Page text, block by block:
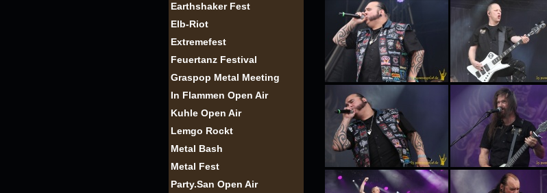
Earthshaker Fest
Elb-Riot
Extremefest
Feuertanz Festival
Graspop Metal Meeting
In Flammen Open Air
Kuhle Open Air
Lemgo Rockt
Metal Bash
Metal Fest
Party.San Open Air